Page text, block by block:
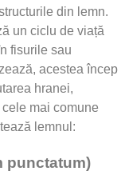
din lemn.
un ciclu de viață
fisurile sau
acestea încep
hranei,
mai comune
lemnul:
punctatum)